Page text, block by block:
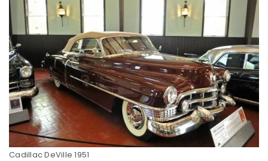
Cadillac DeVille 1951